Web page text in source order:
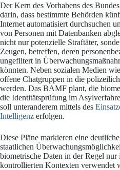
Kritik
Der Kern des Vorhabens des
darin, dass bestimmte Behörden
Internet automatisiert durchsuchen
von Personen mit Datenbanken
nicht nur potenzielle Straftäter,
Zeugen, betreffen, deren
ungefiltert in
könnten. Neben sozialen Medien
offene Chatgruppen in die
werden. Das BAMF plant, die
die Identitätsprüfung im
soll unteranderem mittels des
Intelligenz erfolgen.
Diese Pläne markieren eine
staatlichen
biometrische Daten in der Regel nur
kontrollierten Kontexten verwendet